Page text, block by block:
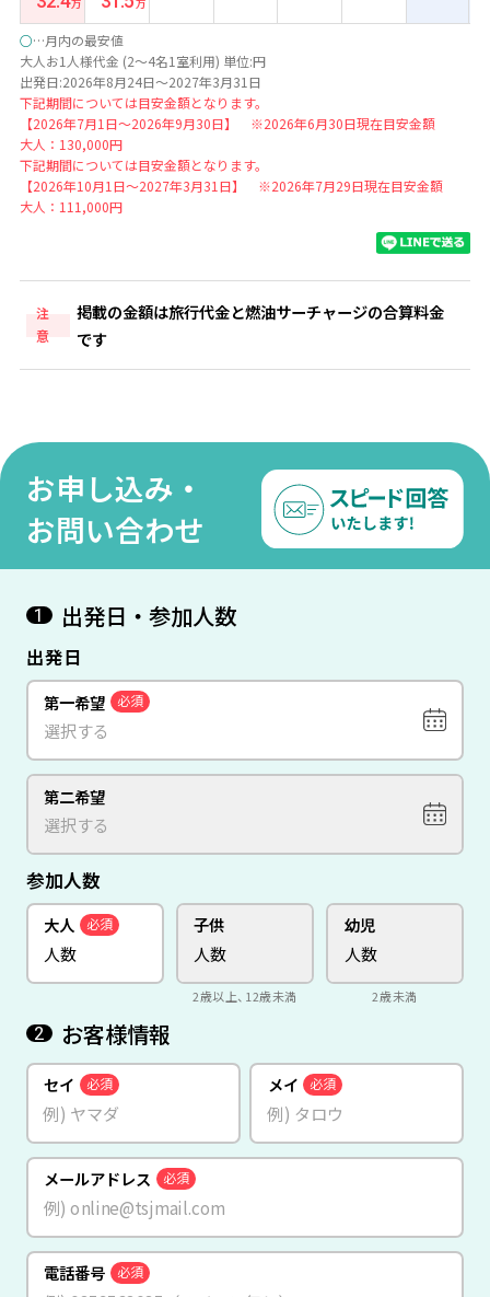
○…月内の最安値
大人お1人様代金 (2～4名1室利用) 単位:円
出発日:2026年8月24日～2027年3月31日
下記期間については目安金額となります。
【2026年7月1日～2026年9月30日】 ※2026年6月30日現在目安金額
大人：130,000円
下記期間については目安金額となります。
【2026年10月1日～2027年3月31日】 ※2026年7月29日現在目安金額
大人：111,000円
注
意
掲載の金額は旅行代金と燃油サーチャージの合算料金
です
お申し込み・
お問い合わせ
1 出発日・参加人数
出発日
第一希望 必須
第二希望
参加人数
大人 必須 子供
2歳以上、12歳未満
幼児
2歳未満
2 お客様情報
セイ 必須 メイ 必須
メールアドレス 必須
電話番号 必須